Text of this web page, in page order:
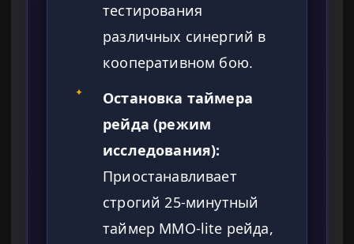
тестирования
различных синергий в
кооперативном бою.
✦
Остановка таймера
рейда (режим
исследования):
Приостанавливает
строгий 25-минутный
таймер MMO-lite рейда,